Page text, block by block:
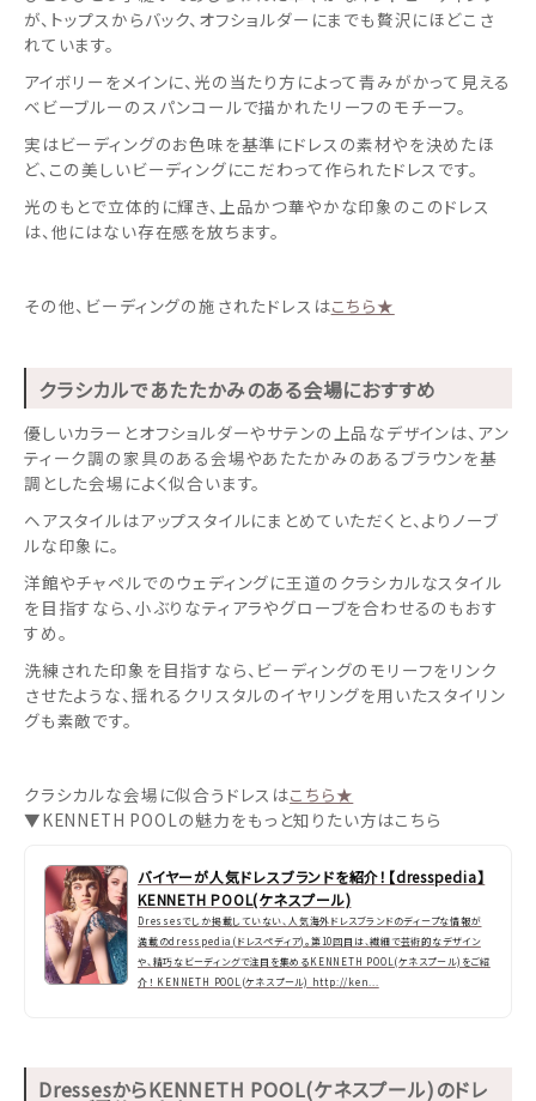
が、トップスからバック、オフショルダーにまでも贅沢にほどこさ
れています。
アイボリーをメインに、光の当たり方によって青みがかって見える
ベビーブルーのスパンコールで描かれたリーフのモチーフ。
実はビーディングのお色味を基準にドレスの素材やを決めたほ
ど、この美しいビーディングにこだわって作られたドレスです。
光のもとで立体的に輝き、上品かつ華やかな印象のこのドレス
は、他にはない存在感を放ちます。
その他、ビーディングの施されたドレスはこちら★
クラシカルであたたかみのある会場におすすめ
優しいカラーとオフショルダーやサテンの上品なデザインは、アン
ティーク調の家具のある会場やあたたかみのあるブラウンを基
調とした会場によく似合います。
ヘアスタイルはアップスタイルにまとめていただくと、よりノーブ
ルな印象に。
洋館やチャペルでのウェディングに王道のクラシカルなスタイル
を目指すなら、小ぶりなティアラやグローブを合わせるのもおす
すめ。
洗練された印象を目指すなら、ビーディングのモリーフをリンク
させたような、揺れるクリスタルのイヤリングを用いたスタイリン
グも素敵です。
クラシカルな会場に似合うドレスはこちら★
▼KENNETH POOLの魅力をもっと知りたい方はこちら
バイヤーが人気ドレスブランドを紹介！【dresspedia】
KENNETH POOL(ケネスプール)
Dressesでしか掲載していない、人気海外ドレスブランドのディープな情報が
満載のdresspedia(ドレスペディア)。第10回目は、繊細で芸術的なデザイン
や、精巧なビーディングで注目を集めるKENNETH POOL(ケネスプール)をご紹
介！ KENNETH POOL(ケネスプール) http://ken...
DressesからKENNETH POOL(ケネスプール)のドレ